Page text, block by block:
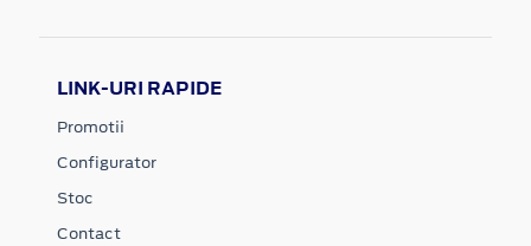
LINK-URI RAPIDE
Promotii
Configurator
Stoc
Contact